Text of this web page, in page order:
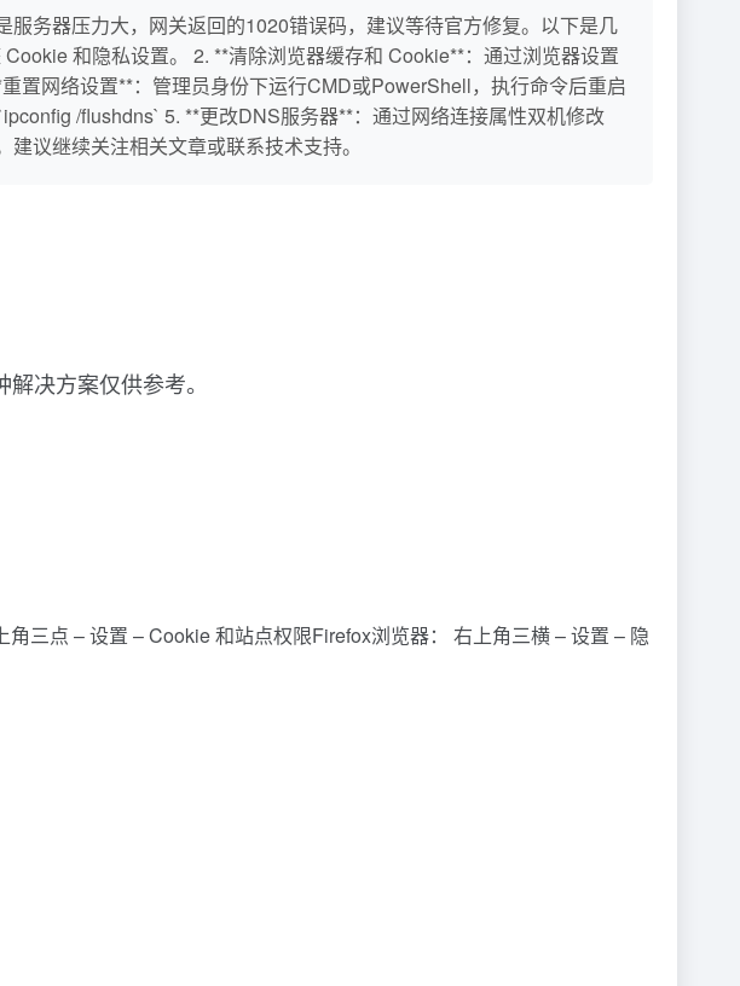
务器压力大，网关返回的1020错误码，建议等待官方修复。以下是几
和隐私设置。 2. **清除浏览器缓存和 Cookie**：通过浏览器设置
置网络设置**：管理员身份下运行CMD或PowerShell，执行命令后重启
/flushdns` 5. **更改DNS服务器**：通过网络连接属性双机修改
议继续关注相关文章或联系技术支持。
决方案仅供参考。
三点 – 设置 – Cookie 和站点权限Firefox浏览器： 右上角三横 – 设置 – 隐